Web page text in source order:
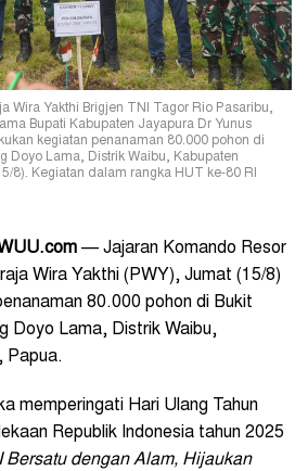
Wira Yakthi Brigjen TNI Tagor Rio Pasaribu,
Bupati Kabupaten Jayapura Dr Yunus
kegiatan penanaman 80.000 pohon di
Doyo Lama, Distrik Waibu, Kabupaten
8). Kegiatan dalam rangka HUT ke-80 RI
— Jajaran Komando Resor
Wira Yakthi (PWY), Jumat (15/8)
80.000 pohon di Bukit
Doyo Lama, Distrik Waibu,
Papua.
memperingati Hari Ulang Tahun
Republik Indonesia tahun 2025
Bersatu dengan Alam, Hijaukan